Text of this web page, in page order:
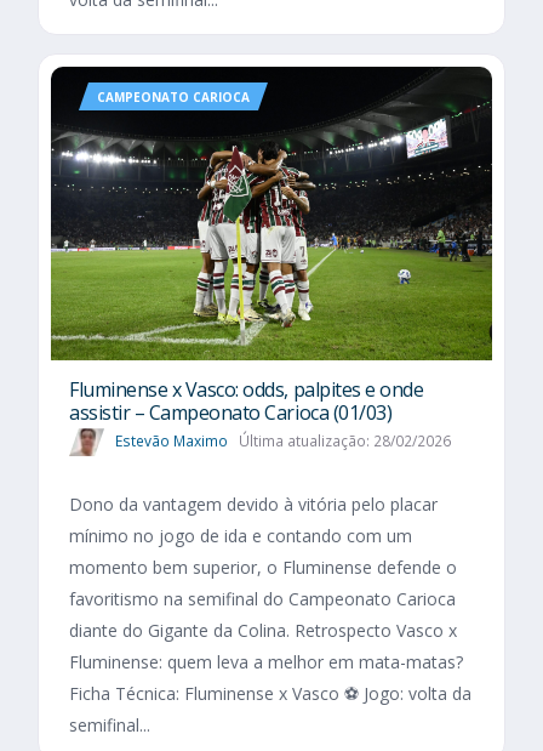
CAMPEONATO CARIOCA
Fluminense x Vasco: odds, palpites e onde
assistir – Campeonato Carioca (01/03)
Estevão Maximo Última atualização: 28/02/2026
Dono da vantagem devido à vitória pelo placar
mínimo no jogo de ida e contando com um
momento bem superior, o Fluminense defende o
favoritismo na semifinal do Campeonato Carioca
diante do Gigante da Colina. Retrospecto Vasco x
Fluminense: quem leva a melhor em mata-matas?
Ficha Técnica: Fluminense x Vasco ⚽ Jogo: volta da
semifinal...